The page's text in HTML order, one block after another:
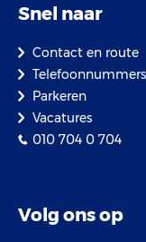
Snel naar
Contact en route
Parkeren
Vacatures
010 704 0 704
Volg ons op